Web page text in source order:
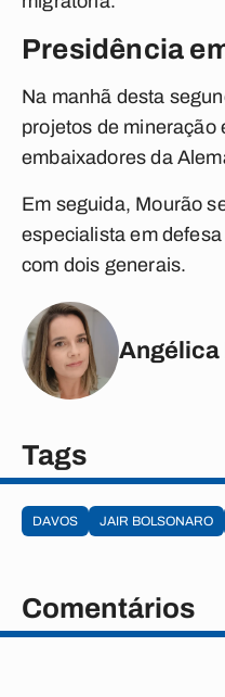
Presidência
Na manhã desta
projetos de mineração
embaixadores da
Em seguida, Mourão
especialista em
com dois generais.
Angélica
Tags
DAVOS JAIR BOLSONARO
Comentários